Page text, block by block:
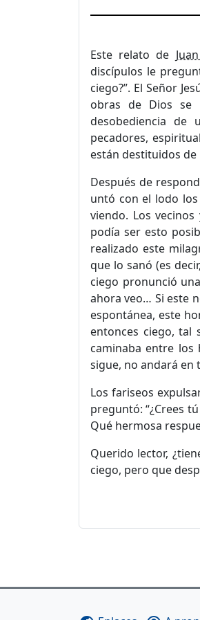
Este relato de
discípulos le
ciego?”. El Señor
obras de Dios se
desobediencia de
pecadores,
están destituidos de
Después de
untó con el lodo los
viendo. Los
podía ser esto
realizado este
que lo sanó (es
ciego pronunció
ahora veo… Si este
espontánea, este
entonces ciego, tal
caminaba entre los
sigue, no andará en
Los fariseos
preguntó: “¿Crees
Qué hermosa
Querido lector,
ciego, pero que